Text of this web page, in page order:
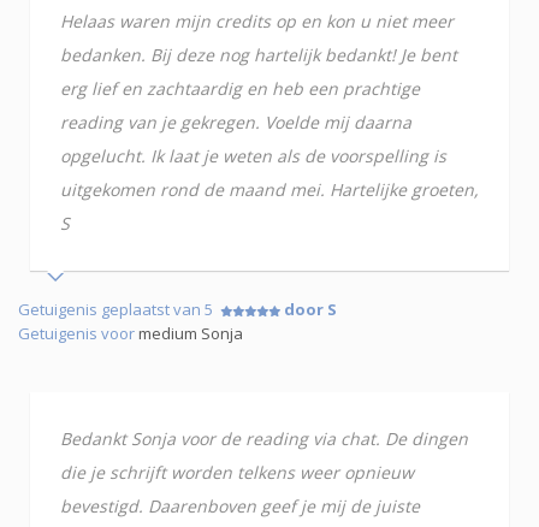
Helaas waren mijn credits op en kon u niet meer
bedanken. Bij deze nog hartelijk bedankt! Je bent
erg lief en zachtaardig en heb een prachtige
reading van je gekregen. Voelde mij daarna
opgelucht. Ik laat je weten als de voorspelling is
uitgekomen rond de maand mei. Hartelijke groeten,
S
Getuigenis geplaatst van 5
door S
Getuigenis voormedium Sonja
Bedankt Sonja voor de reading via chat. De dingen
die je schrijft worden telkens weer opnieuw
bevestigd. Daarenboven geef je mij de juiste